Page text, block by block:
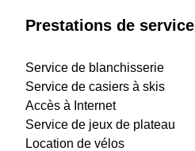
Prestations de service
Service de blanchisserie
Service de casiers à skis
Accès à Internet
Service de jeux de plateau
Location de vélos